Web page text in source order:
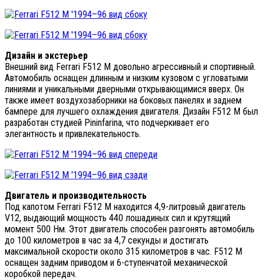
Дизайн и экстерьер
Внешний вид Ferrari F512 M довольно агрессивный и спортивный.
Автомобиль оснащен длинным и низким кузовом с угловатыми
линиями и уникальными дверными открывающимися вверх. Он
также имеет воздухозаборники на боковых панелях и заднем
бампере для лучшего охлаждения двигателя. Дизайн F512 M был
разработан студией Pininfarina, что подчеркивает его
элегантность и привлекательность.
Двигатель и производительность
Под капотом Ferrari F512 M находится 4,9-литровый двигатель
V12, выдающий мощность 440 лошадиных сил и крутящий
момент 500 Нм. Этот двигатель способен разгонять автомобиль
до 100 километров в час за 4,7 секунды и достигать
максимальной скорости около 315 километров в час. F512 M
оснащен задним приводом и 6-ступенчатой механической
коробкой передач.